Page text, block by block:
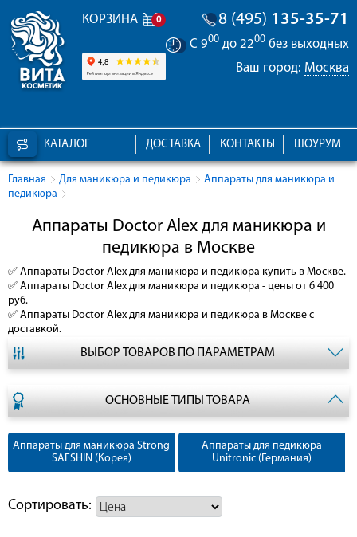
КОРЗИНА 0 8 (495) 135-35-71
С 900 до 2200 без выходных
Ваш город: Москва
КАТАЛОГ ШОУРУМ
КОНТАКТЫ
ДОСТАВКА
Главная Для маникюра и педикюра
Аппараты для маникюра и
педикюра
Аппараты Doctor Alex для маникюра и
педикюра в Москве
✅ Аппараты Doctor Alex для маникюра и педикюра купить в Москве.
✅ Аппараты Doctor Alex для маникюра и педикюра - цены от 6 400
руб.
✅ Аппараты Doctor Alex для маникюра и педикюра в Москве с
доставкой.
ВЫБОР ТОВАРОВ ПО ПАРАМЕТРАМ
ОСНОВНЫЕ ТИПЫ ТОВАРА
Аппараты для маникюра Strong
SAESHIN (Корея)
Аппараты для педикюра
Unitronic (Германия)
Сортировать: